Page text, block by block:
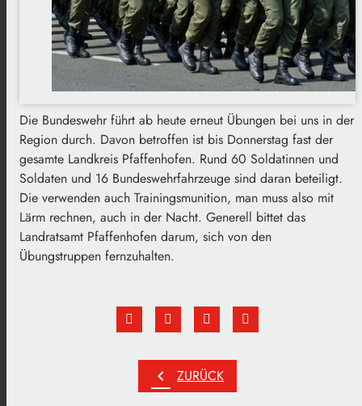
Die Bundeswehr führt ab heute erneut Übungen bei uns in der
Region durch. Davon betroffen ist bis Donnerstag fast der
gesamte Landkreis Pfaffenhofen. Rund 60 Soldatinnen und
Soldaten und 16 Bundeswehrfahrzeuge sind daran beteiligt.
Die verwenden auch Trainingsmunition, man muss also mit
Lärm rechnen, auch in der Nacht. Generell bittet das
Landratsamt Pfaffenhofen darum, sich von den
Übungstruppen fernzuhalten.
chevron_left ZURÜCK